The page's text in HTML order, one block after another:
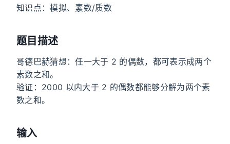
知识点：模拟、素数/质数
题目描述
哥德巴赫猜想：任一大于 2 的偶数，都可表示成两个
素数之和。
验证：2000 以内大于 2 的偶数都能够分解为两个素
数之和。
输入